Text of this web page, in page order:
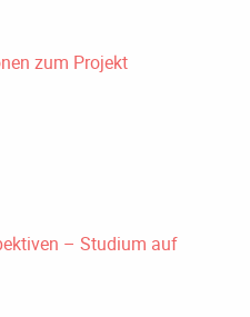
zum Projekt
– Studium auf